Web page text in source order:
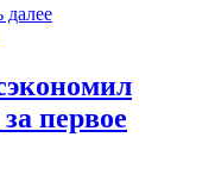
далее
первое